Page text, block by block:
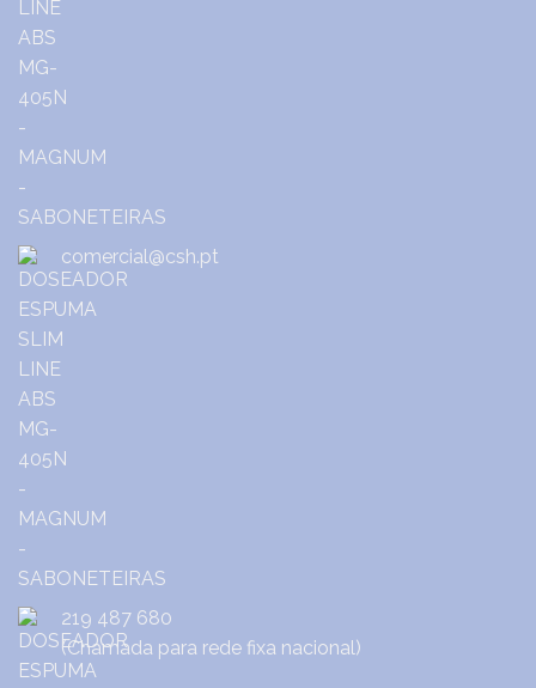
comercial@csh.pt
219 487 680
(Chamada para rede fixa nacional)